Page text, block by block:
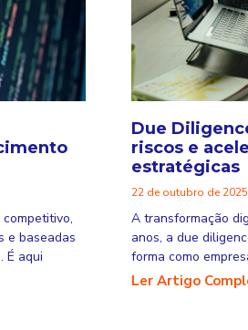
e baseadas
É aqui
Due
riscos e
estratégicas
22 de outubro de 2025
A transformação
anos, a due
forma como
Ler Artigo